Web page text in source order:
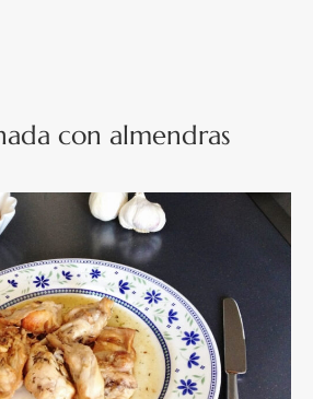
con almendras